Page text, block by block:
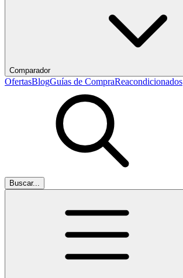
Comparador
OfertasBlogGuías de CompraReacondicionados
Buscar...